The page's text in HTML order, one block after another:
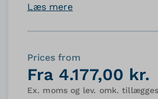
Læs mere
Prices from
Fra 4.177,00 kr.
Ex. moms og lev. omk. tillægges